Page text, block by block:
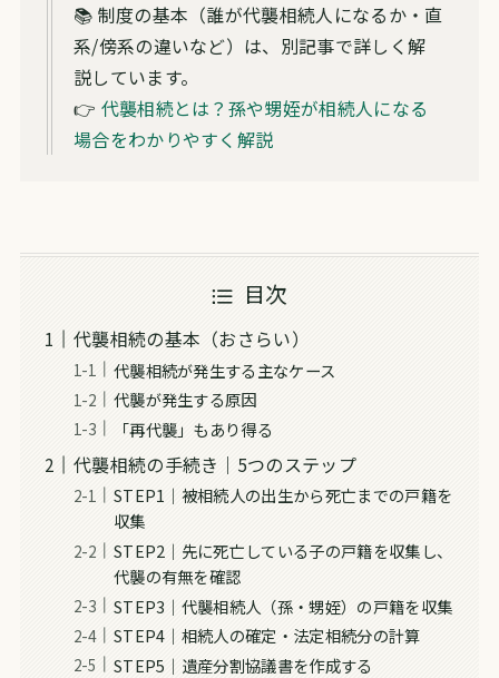
📚 制度の基本（誰が代襲相続人になるか・直
系/傍系の違いなど）は、別記事で詳しく解
説しています。
👉 代襲相続とは？孫や甥姪が相続人になる
場合をわかりやすく解説
目次
代襲相続の基本（おさらい）
代襲相続が発生する主なケース
代襲が発生する原因
「再代襲」もあり得る
代襲相続の手続き｜5つのステップ
STEP1｜被相続人の出生から死亡までの戸籍を
収集
STEP2｜先に死亡している子の戸籍を収集し、
代襲の有無を確認
STEP3｜代襲相続人（孫・甥姪）の戸籍を収集
STEP4｜相続人の確定・法定相続分の計算
STEP5｜遺産分割協議書を作成する